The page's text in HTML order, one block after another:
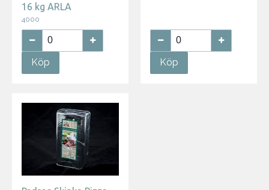
16 kg ARLA
4000
Köp Köp